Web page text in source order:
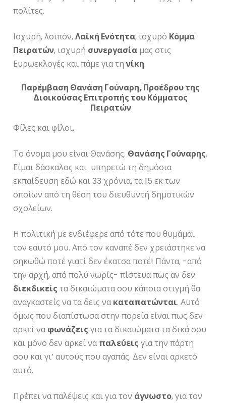
πολίτες.
Ισχυρή, λοιπόν,Λαϊκή Ενότητα, ισχυρό Κόμμα
Πειρατών, ισχυρή συνεργασία μας στις
Ευρωεκλογές και πάμε για τηνίκη.
Παρέμβαση Θανάση Γούναρη, Προέδρου της
Διοικούσας Επιτροπής του Κόμματος
Πειρατών
Φίλες και φίλοι,
Το όνομα μου είναι Θανάσης. Θανάσης Γούναρης.
Είμαι δάσκαλος και υπηρετώ τη δημόσια
εκπαίδευση εδώ και 33 χρόνια, τα 15 εκ των
οποίων από τη θέση του διευθυντή δημοτικών
σχολείων.
Η πολιτική με ενδιέφερε από τότε που θυμάμαι
τον εαυτό μου. Από τον καναπέ δεν χρειάστηκε να
σηκωθώ ποτέ γιατί δεν έκατσα ποτέ! Πάντα, -από
την αρχή, από πολύ νωρίς- πίστευα πως αν δεν
διεκδικείς τα δικαιώματα σου κάποια στιγμή θα
αναγκαστείς να τα δεις νακαταπατώνται. Αυτό
όμως που διαπίστωσα στην πορεία είναι πως δεν
αρκεί ναφωνάζεις για τα δικαιώματα τα δικά σου
και μόνο δεν αρκεί ναπαλεύεις για την πάρτη
σου και γι’ αυτούς που αγαπάς. Δεν είναι αρκετό
αυτό.
Πρέπει να παλέψεις και για τον άγνωστο, για τον